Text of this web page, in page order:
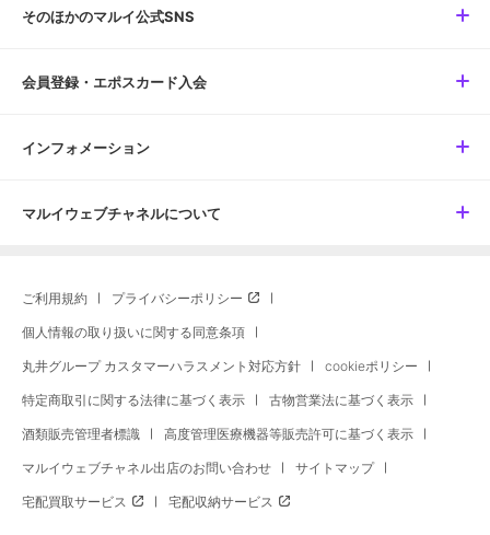
そのほかのマルイ公式SNS
会員登録・エポスカード入会
インフォメーション
マルイウェブチャネルについて
ご利用規約 プライバシーポリシー
個人情報の取り扱いに関する同意条項
丸井グループ カスタマーハラスメント対応方針 cookieポリシー
特定商取引に関する法律に基づく表示 古物営業法に基づく表示
酒類販売管理者標識 高度管理医療機器等販売許可に基づく表示
マルイウェブチャネル出店のお問い合わせ サイトマップ
宅配買取サービス 宅配収納サービス